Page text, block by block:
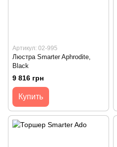
Артикул: 02-995
Люстра Smarter Aphrodite,
Black
9 816 грн
Купить